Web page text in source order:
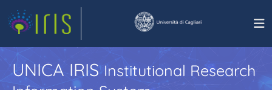
UNICA IRISInstitutional Research